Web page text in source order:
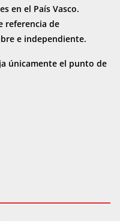
en el País Vasco.
referencia de
e independiente.
únicamente el punto de